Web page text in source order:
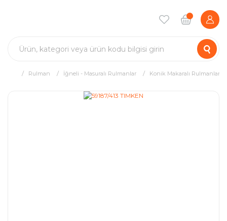
Rulman İğneli - Masuralı Rulmanlar Konik Makaralı Rulmanlar